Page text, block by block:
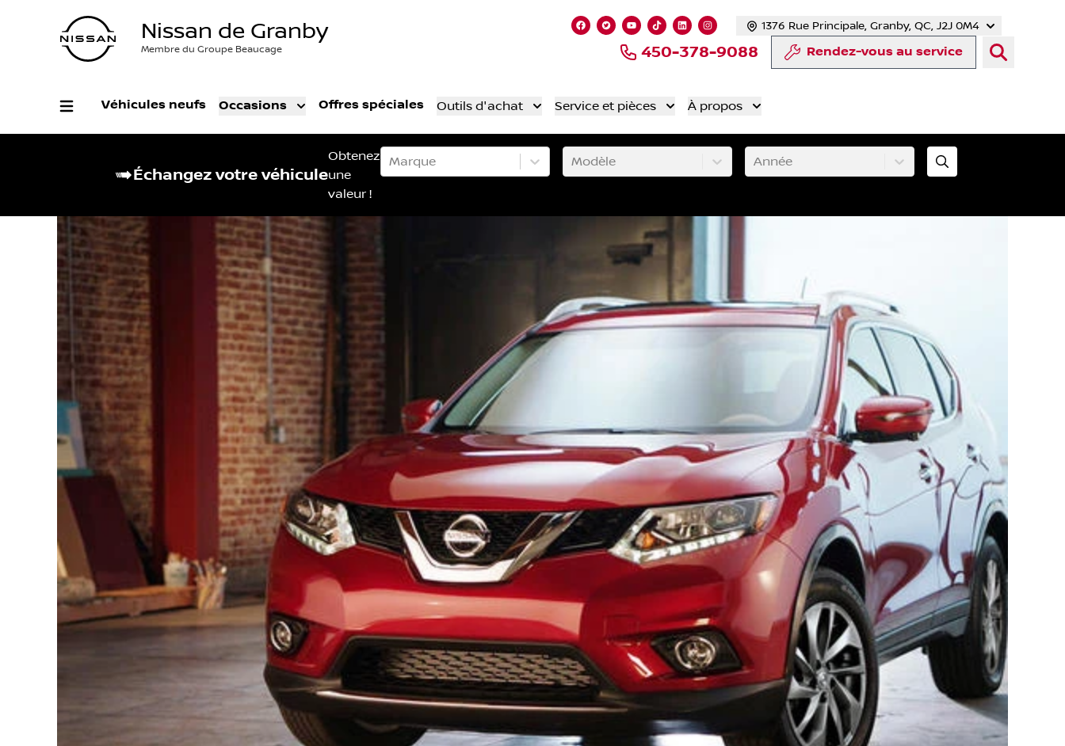
Nissan de Granby
Membre du Groupe Beaucage Rendez-vous au service
450-378-9088
Lien vers notre page facebook
Lien vers notre compte Twitter
Lien vers notre chaîne YouTube
Lien vers notre compte Tiktok
Lien vers notre compte LinkedIn
Lien vers notre compte Instagram
1376 Rue Principale, Granby, QC, J2J 0M4
Véhicules neufs Occasions Offres spéciales Outils d'achat Service et pièces À propos
Échangez votre véhicule
Obtenez
une
valeur !
Marque Modèle Année